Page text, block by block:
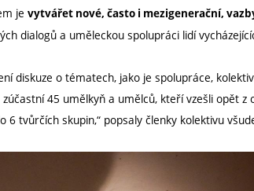
je vytvářet nové, často i mezigenerační,
dialogů a uměleckou spolupráci lidí
diskuze o tématech, jako je spolupráce,
45 umělkyň a umělců, kteří vzešli opět
6 tvůrčích skupin,“ popsaly členky kolektivu